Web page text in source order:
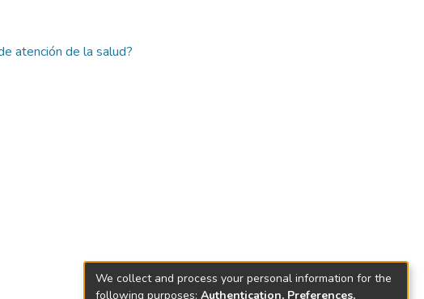
atención de la salud?
We collect and process your personal information for the
following purposes: Authentication, Preferences,